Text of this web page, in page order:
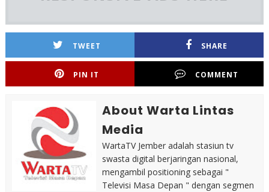
TWEET SHARE
PIN IT COMMENT
About Warta Lintas
Media
WartaTV Jember adalah stasiun tv
swasta digital berjaringan nasional,
mengambil positioning sebagai "
Televisi Masa Depan " dengan segmen